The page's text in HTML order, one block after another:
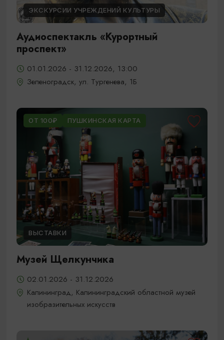
ЭКСКУРСИИ УЧРЕЖДЕНИЙ КУЛЬТУРЫ
Аудиоспектакль «Курортный
проспект»
01.01.2026 - 31.12.2026, 13:00
Зеленоградск, ул. Тургенева, 1Б
ОТ 100₽ ПУШКИНСКАЯ КАРТА
ВЫСТАВКИ
Музей Щелкунчика
02.01.2026 - 31.12.2026
Калининград, Калининградский областной музей
изобразительных искусств